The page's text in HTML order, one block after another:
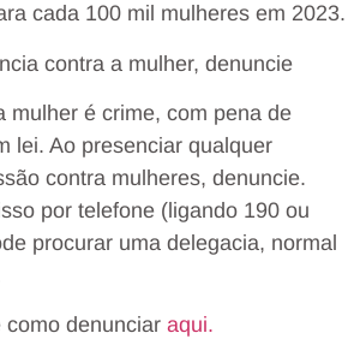
cada 100 mil mulheres em 2023.
contra a mulher, denuncie
mulher é crime, com pena de
lei. Ao presenciar qualquer
contra mulheres, denuncie.
por telefone (ligando 190 ou
procurar uma delegacia, normal
como denunciar aqui.